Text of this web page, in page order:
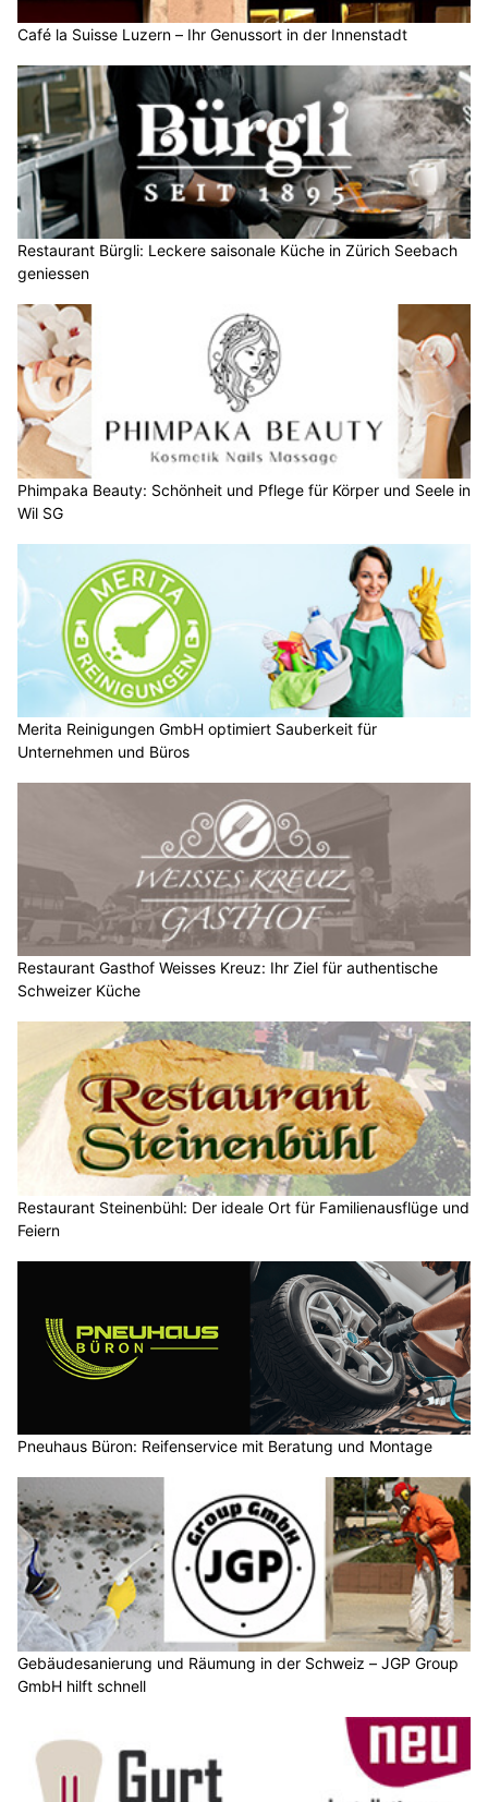
Café la Suisse Luzern – Ihr Genussort in der Innenstadt
Restaurant Bürgli: Leckere saisonale Küche in Zürich Seebach
geniessen
Phimpaka Beauty: Schönheit und Pflege für Körper und Seele in
Wil SG
Merita Reinigungen GmbH optimiert Sauberkeit für
Unternehmen und Büros
Restaurant Gasthof Weisses Kreuz: Ihr Ziel für authentische
Schweizer Küche
Restaurant Steinenbühl: Der ideale Ort für Familienausflüge und
Feiern
Pneuhaus Büron: Reifenservice mit Beratung und Montage
Gebäudesanierung und Räumung in der Schweiz – JGP Group
GmbH hilft schnell